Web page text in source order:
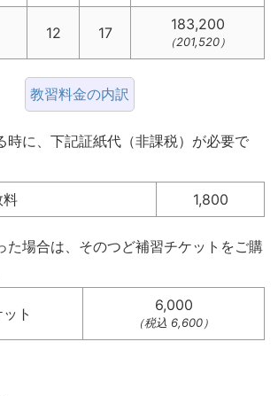
12 17 183,200
（201,520）
教習料金の内訳
時に、下記証紙代（非課税）が必要で
料
1,800
た場合は、そのつど補習チケットをご購
ト 6,000
（税込 6,600）